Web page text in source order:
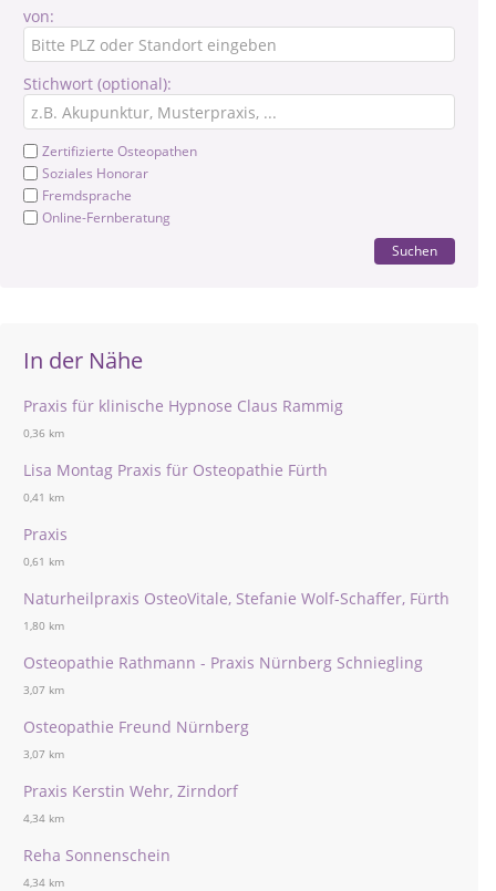
von:
Stichwort (optional):
Zertifizierte Osteopathen
Soziales Honorar
Fremdsprache
Online-Fernberatung
Suchen
In der Nähe
Praxis für klinische Hypnose Claus Rammig
0,36 km
Lisa Montag Praxis für Osteopathie Fürth
0,41 km
Praxis
0,61 km
Naturheilpraxis OsteoVitale, Stefanie Wolf-Schaffer, Fürth
1,80 km
Osteopathie Rathmann - Praxis Nürnberg Schniegling
3,07 km
Osteopathie Freund Nürnberg
3,07 km
Praxis Kerstin Wehr, Zirndorf
4,34 km
Reha Sonnenschein
4,34 km